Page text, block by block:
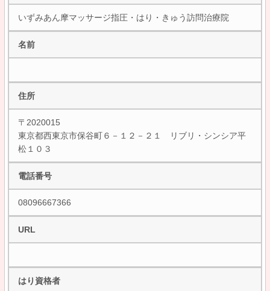
いずみあん摩マッサージ指圧・はり・きゅう訪問治療院
名前
住所
〒2020015
東京都西東京市保谷町６－１２－２１ リブリ・シンシア平
松１０３
電話番号
08096667366
URL
はり資格者